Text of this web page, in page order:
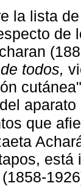
la lista
de
todos,
que